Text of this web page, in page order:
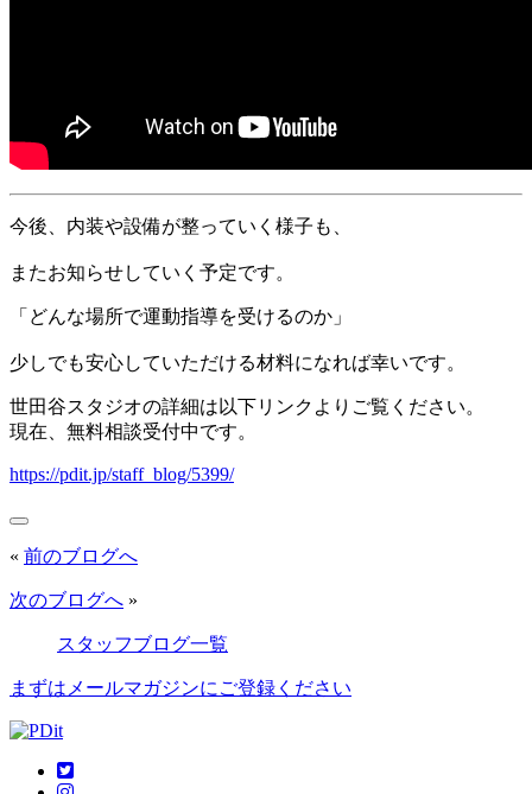
今後、内装や設備が整っていく様子も、
またお知らせしていく予定です。
「どんな場所で運動指導を受けるのか」
少しでも安心していただける材料になれば幸いです。
世田谷スタジオの詳細は以下リンクよりご覧ください。
現在、無料相談受付中です。
https://pdit.jp/staff_blog/5399/
« 前のブログへ
次のブログへ »
スタッフブログ一覧
まずはメールマガジンにご登録ください